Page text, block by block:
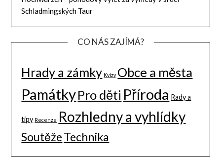
Schladmingských Taur
CO NÁS ZAJÍMÁ?
Hrady a zámky Kvízy Obce a města
PamátkyPro děti Příroda Rady a
tipy Recenze Rozhledny a vyhlídky
SoutěžeTechnika